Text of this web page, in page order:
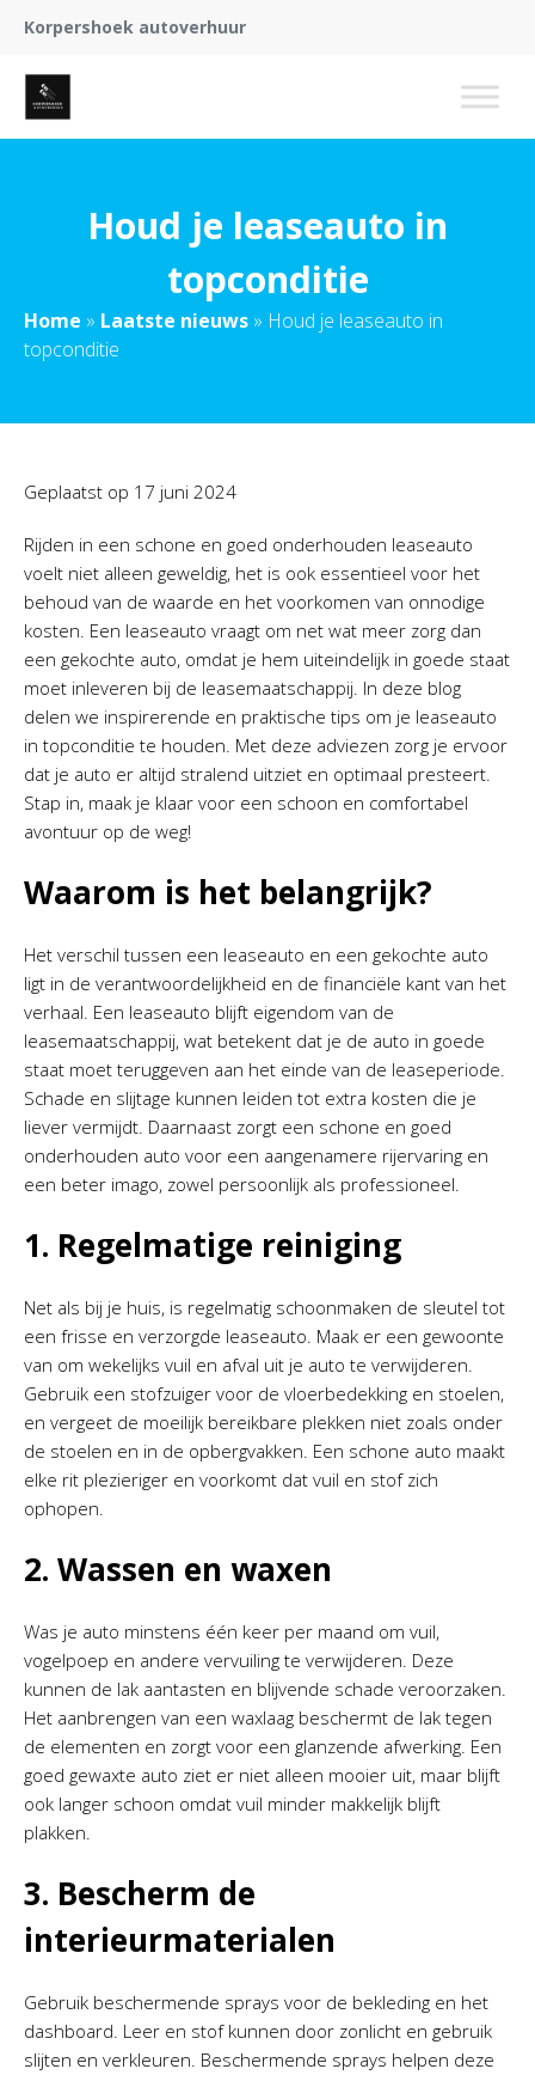
Korpershoek autoverhuur
Houd je leaseauto in
topconditie
Home » Laatste nieuws » Houd je leaseauto in
topconditie
Geplaatst op 17 juni 2024
Rijden in een schone en goed onderhouden leaseauto
voelt niet alleen geweldig, het is ook essentieel voor het
behoud van de waarde en het voorkomen van onnodige
kosten. Een leaseauto vraagt om net wat meer zorg dan
een gekochte auto, omdat je hem uiteindelijk in goede staat
moet inleveren bij de leasemaatschappij. In deze blog
delen we inspirerende en praktische tips om je leaseauto
in topconditie te houden. Met deze adviezen zorg je ervoor
dat je auto er altijd stralend uitziet en optimaal presteert.
Stap in, maak je klaar voor een schoon en comfortabel
avontuur op de weg!
Waarom is het belangrijk?
Het verschil tussen een leaseauto en een gekochte auto
ligt in de verantwoordelijkheid en de financiële kant van het
verhaal. Een leaseauto blijft eigendom van de
leasemaatschappij, wat betekent dat je de auto in goede
staat moet teruggeven aan het einde van de leaseperiode.
Schade en slijtage kunnen leiden tot extra kosten die je
liever vermijdt. Daarnaast zorgt een schone en goed
onderhouden auto voor een aangenamere rijervaring en
een beter imago, zowel persoonlijk als professioneel.
1. Regelmatige reiniging
Net als bij je huis, is regelmatig schoonmaken de sleutel tot
een frisse en verzorgde leaseauto. Maak er een gewoonte
van om wekelijks vuil en afval uit je auto te verwijderen.
Gebruik een stofzuiger voor de vloerbedekking en stoelen,
en vergeet de moeilijk bereikbare plekken niet zoals onder
de stoelen en in de opbergvakken. Een schone auto maakt
elke rit plezieriger en voorkomt dat vuil en stof zich
ophopen.
2. Wassen en waxen
Was je auto minstens één keer per maand om vuil,
vogelpoep en andere vervuiling te verwijderen. Deze
kunnen de lak aantasten en blijvende schade veroorzaken.
Het aanbrengen van een waxlaag beschermt de lak tegen
de elementen en zorgt voor een glanzende afwerking. Een
goed gewaxte auto ziet er niet alleen mooier uit, maar blijft
ook langer schoon omdat vuil minder makkelijk blijft
plakken.
3. Bescherm de
interieurmaterialen
Gebruik beschermende sprays voor de bekleding en het
dashboard. Leer en stof kunnen door zonlicht en gebruik
slijten en verkleuren. Beschermende sprays helpen deze